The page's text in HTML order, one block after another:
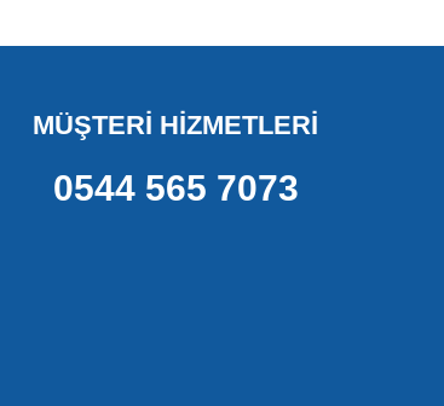
MÜŞTERİ HİZMETLERİ
0544 565 7073